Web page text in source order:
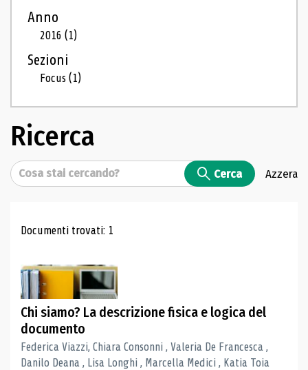
Anno
2016(1)
Sezioni
Focus(1)
Ricerca
Cerca Cerca Azzera
Risultati di ricerca
Documenti trovati: 1
Chi siamo? La descrizione fisica e logica del
documento
Federica Viazzi, Chiara Consonni , Valeria De Francesca ,
Danilo Deana , Lisa Longhi , Marcella Medici , Katia Toia